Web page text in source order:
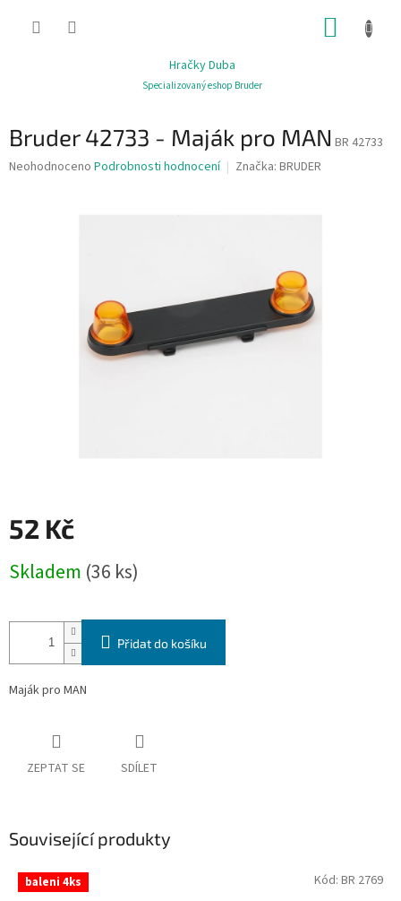
Hračky Duba
Specializovaný eshop Bruder
Bruder 42733 - Maják pro MAN BR 42733
Průměrné
Neohodnoceno Podrobnosti hodnocení Značka: BRUDER
52 Kč
cena:
Skladem (36 ks)
Přidat do košíku
Maják pro MAN
ZEPTAT SE SDÍLET
Související produkty
baleni 4ks Kód: BR 2769